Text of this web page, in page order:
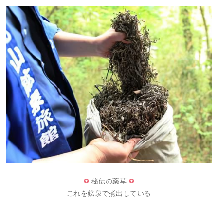
秘伝の薬草
これを鉱泉で煮出している